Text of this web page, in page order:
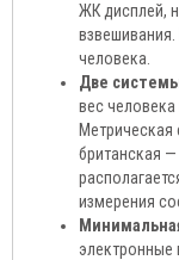
ЖК дисплей,
человека.
Две
вес человека
Метрическая
британская
измерения